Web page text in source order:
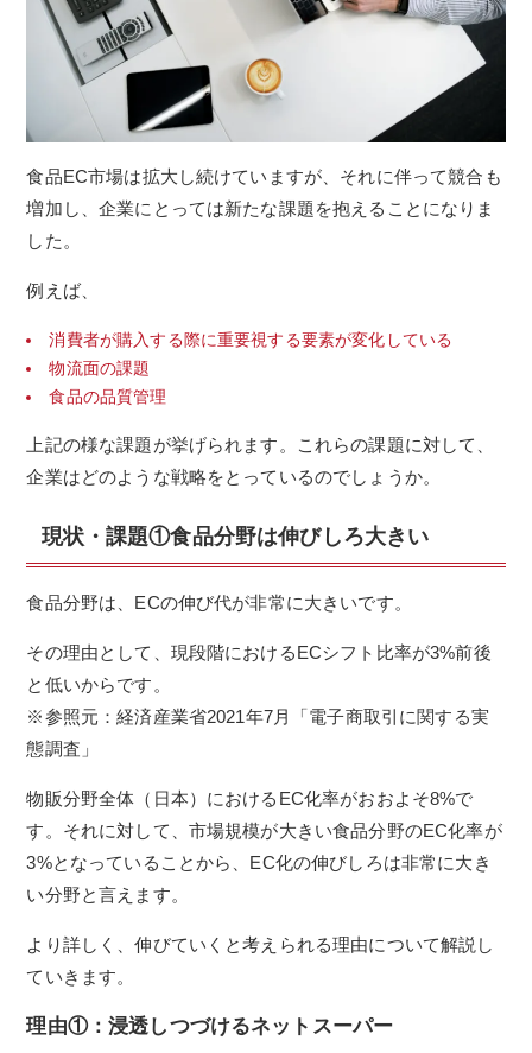
食品EC市場は拡大し続けていますが、それに伴って競合も
増加し、企業にとっては新たな課題を抱えることになりま
した。
例えば、
消費者が購入する際に重要視する要素が変化している
物流面の課題
食品の品質管理
上記の様な課題が挙げられます。これらの課題に対して、
企業はどのような戦略をとっているのでしょうか。
現状・課題①食品分野は伸びしろ大きい
食品分野は、ECの伸び代が非常に大きいです。
その理由として、現段階におけるECシフト比率が3%前後
と低いからです。
※参照元：経済産業省2021年7月「電子商取引に関する実
態調査 」
物販分野全体（日本）におけるEC化率がおおよそ8%で
す。それに対して、市場規模が大きい食品分野のEC化率が
3%となっていることから、EC化の伸びしろは非常に大き
い分野と言えます。
より詳しく、伸びていくと考えられる理由について解説し
ていきます。
理由①：浸透しつづけるネットスーパー